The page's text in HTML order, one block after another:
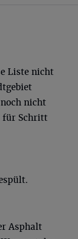
Liste nicht
nicht
für Schritt
Asphalt